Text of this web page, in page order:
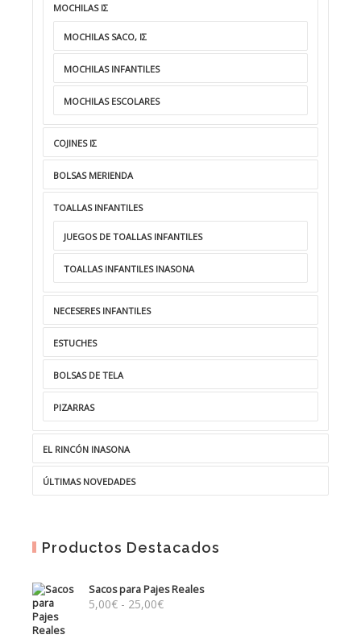
MOCHILAS ΙΣ
MOCHILAS SACO, ΙΣ
MOCHILAS INFANTILES
MOCHILAS ESCOLARES
COJINES IΣ
BOLSAS MERIENDA
TOALLAS INFANTILES
JUEGOS DE TOALLAS INFANTILES
TOALLAS INFANTILES INASONA
NECESERES INFANTILES
ESTUCHES
BOLSAS DE TELA
PIZARRAS
EL RINCÓN INASONA
ÚLTIMAS NOVEDADES
Productos Destacados
Sacos para Pajes Reales
5,00€ - 25,00€Rango